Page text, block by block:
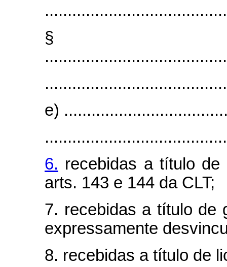
§
e)
6. recebidas a título
arts. 143 e 144 da CLT;
7. recebidas a título de
expressamente
8. recebidas a título de